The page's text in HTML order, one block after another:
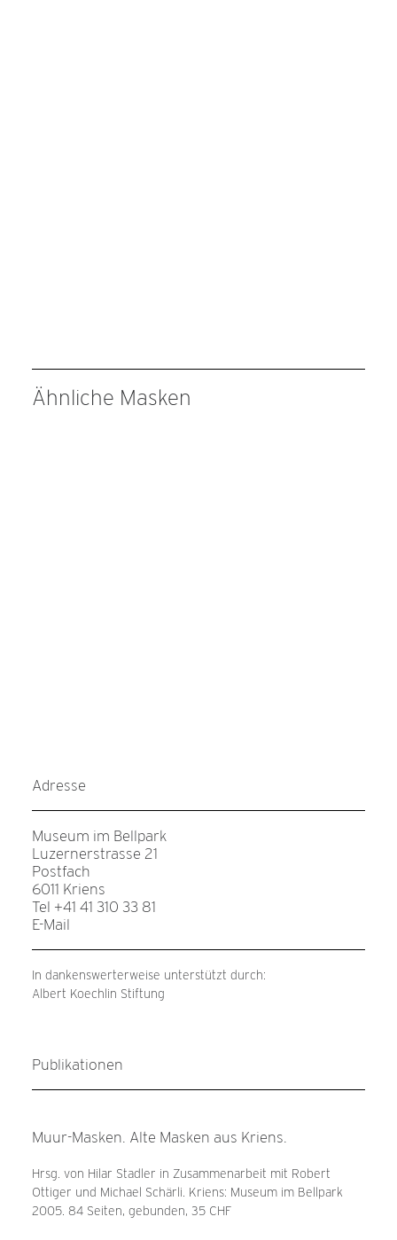
Ähnliche Masken
CHARAKTERMASKE
SOR 000028
MEHR INFOS
Adresse
Museum im Bellpark
Luzernerstrasse 21
Postfach
6011 Kriens
Tel +41 41 310 33 81
E-Mail
In dankenswerterweise unterstützt durch:
Albert Koechlin Stiftung
Publikationen
Muur-Masken. Alte Masken aus Kriens.
Hrsg. von Hilar Stadler in Zusammenarbeit mit Robert
Ottiger und Michael Schärli. Kriens: Museum im Bellpark
2005. 84 Seiten, gebunden, 35 CHF